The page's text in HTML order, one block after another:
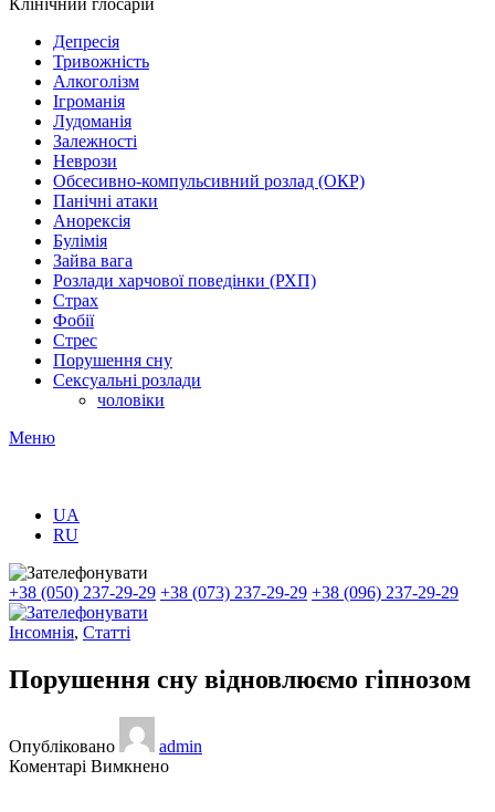
Клінічний глосарій
Депресія
Тривожність
Алкоголізм
Ігроманія
Лудоманія
Залежності
Неврози
Обсесивно-компульсивний розлад (ОКР)
Панічні атаки
Анорексія
Булімія
Зайва вага
Розлади харчової поведінки (РХП)
Страх
Фобії
Стрес
Порушення сну
Сексуальні розлади
чоловіки
Меню
UA
RU
+38 (050) 237-29-29 +38 (073) 237-29-29 +38 (096) 237-29-29
Інсомнія, Статті
Порушення сну відновлюємо гіпнозом
Опубліковано
admin
Коментарі Вимкненодо